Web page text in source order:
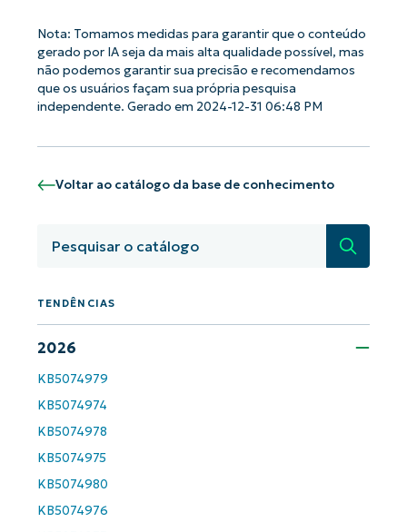
Nota: Tomamos medidas para garantir que o conteúdo
gerado por IA seja da mais alta qualidade possível, mas
não podemos garantir sua precisão e recomendamos
que os usuários façam sua própria pesquisa
independente. Gerado em 2024-12-31 06:48 PM
Voltar ao catálogo da base de conhecimento
TENDÊNCIAS
2026
KB5074979
KB5074974
KB5074978
KB5074975
KB5074980
KB5074976
Comece a usar as análises de KB
orientadas por IA do NinjaOne!
and
Business
País